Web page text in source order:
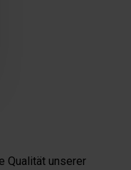
Qualität unserer